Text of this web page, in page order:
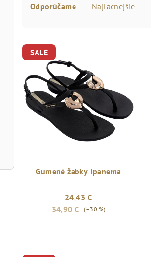
a
e
i
e
Odporúčame Najlacnejšie
V
ý
p
i
t
SALE
Gumené žabky Ipanema
24,43 €
34,90 €
(–30 %)